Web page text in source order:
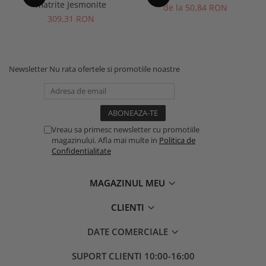
matrite Jesmonite
309,31 RON
de la 50,84 RON
Newsletter Nu rata ofertele si promotiile noastre
Vreau sa primesc newsletter cu promotiile
magazinului. Afla mai multe in Politica de
Confidentialitate
MAGAZINUL MEU
CLIENTI
DATE COMERCIALE
SUPORT CLIENTI 10:00-16:00